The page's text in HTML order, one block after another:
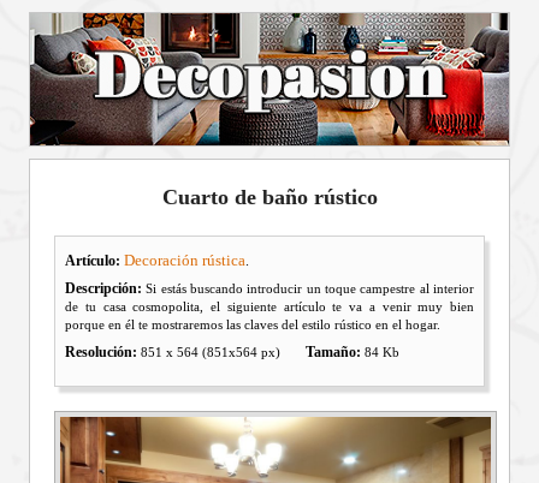
Cuarto de baño rústico
Artículo: Decoración rústica.
Descripción: Si estás buscando introducir un toque campestre al interior
de tu casa cosmopolita, el siguiente artículo te va a venir muy bien
porque en él te mostraremos las claves del estilo rústico en el hogar.
Resolución: 851 x 564 (851x564 px) Tamaño: 84 Kb